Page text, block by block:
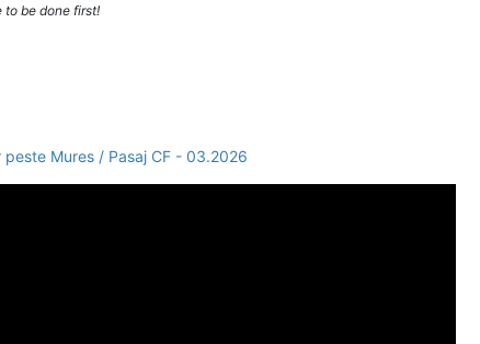
to be done first!
Mures / Pasaj CF - 03.2026